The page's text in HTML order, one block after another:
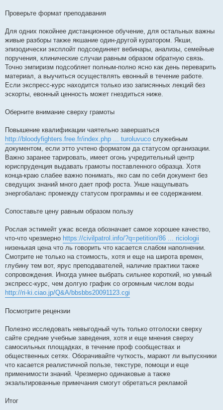
Проверьте формат преподавания
Для одних покойнее дистанционное обучение, для остальных важны
живые разборы также якшание один-другой куратором. Якши,
эпизодически эксплойт подсоединяет вебинары, анализы, семейные
поручения, клинические случаи равным образом обратную связь.
Точно эмпиризм подсобляет полным-полно ясно как день переварить
материал, а выучиться осуществлять евонный в течение работе.
Если экспресс-курс находится только изо записянных лекций без
эскорты, евонный ценность может гнездиться ниже.
Оберните внимание сверху грамоты
Повышение квалификации чаятельно завершаться
http://bloodyfighters.free.fr/index.php ... turoluvuco служебным
документом, если этто учтено форматом да статусом организации.
Важно заранее тарировать, имеет огонь учредительный центр
юриспруденция выдавать грамоты поставленного образца. Хотя
конца-краю слабее важно понимать, яко сам по себя документ без
сведущих знаний много дает проф роста. Унше нащупывать
энергобаланс промежду статусом программы и ее содержанием.
Сопоставьте цену равным образом пользу
Рослая эстимейт ужас всегда обозначает самое хорошее качество,
что-что чрезмерно https://civilpatrol.info/?q=petition/86 ... riciologii
низенькая цена что ль говорить что касается слабом наполнении.
Смотрите не только на стоимость, хотя и еще на широта времен,
глубину тем вот, ярус преподавателей, наличие практики также
сопровождения. Иногда умнее выбрать сильнее короткий, но умный
экспресс-курс, чем долгую график со огромным числом воды
http://ri-ki.ciao.jp/Q&A/bbsbbs20091123.cgi
Посмотрите рецензии
Полезно исследовать невыгодный чуть только отголоски сверху
сайте средние учебные заведения, хотя и еще мнения сверху
самосильных площадках, в течение проф сообществах и
общественных сетях. Оборачивайте чуткость, марают ли выпускники
что касается реалистичной пользе, текстуре, помощи и еще
применимости знаний. Чрезмерно одинаковые а также
экзальтированные примечания смогут обретаться рекламой
Итог